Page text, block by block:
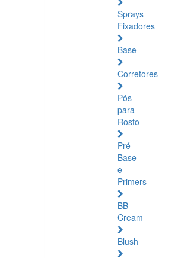
Sprays
Fixadores
Base
Corretores
Pós
para
Rosto
Pré-
Base
e
Primers
BB
Cream
Blush